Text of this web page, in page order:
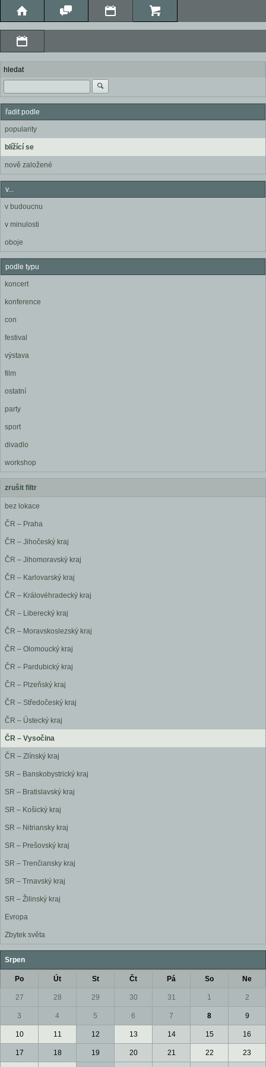
hledat
řadit podle
popularity
blížící se
nově založené
v...
v budoucnu
v minulosti
oboje
podle typu
koncert
konference
con
festival
výstava
film
ostatní
party
sport
divadlo
workshop
zrušit filtr
bez lokace
ČR – Praha
ČR – Jihočeský kraj
ČR – Jihomoravský kraj
ČR – Karlovarský kraj
ČR – Královéhradecký kraj
ČR – Liberecký kraj
ČR – Moravskoslezský kraj
ČR – Olomoucký kraj
ČR – Pardubický kraj
ČR – Plzeňský kraj
ČR – Středočeský kraj
ČR – Ústecký kraj
ČR – Vysočina
ČR – Zlínský kraj
SR – Banskobystrický kraj
SR – Bratislavský kraj
SR – Košický kraj
SR – Nitriansky kraj
SR – Prešovský kraj
SR – Trenčiansky kraj
SR – Trnavský kraj
SR – Žilinský kraj
Evropa
Zbytek světa
Srpen
Po Út St Čt Pá So Ne
27 28 29 30 31 1 2
3 4 5 6 7 8 9
10 11 12 13 14 15 16
17 18 19 20 21 22 23